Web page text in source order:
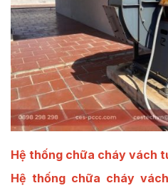
Hệ thống chữa cháy vách
Hệ thống chữa cháy